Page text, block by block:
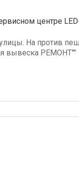
центре
На против
вывеска РЕМОНТ""